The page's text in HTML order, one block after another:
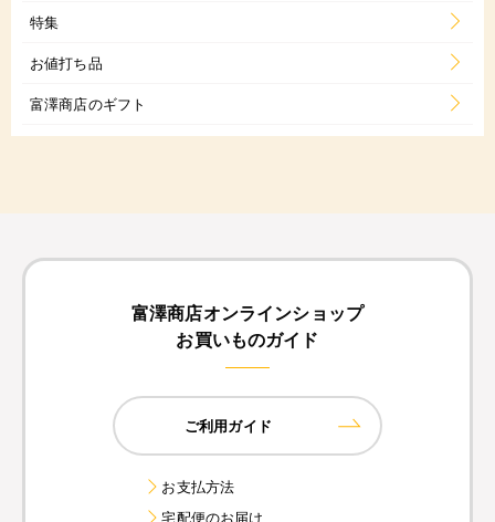
特集
お値打ち品
富澤商店のギフト
富澤商店オンラインショップ
お買いものガイド
ご利用ガイド
お支払方法
宅配便のお届け